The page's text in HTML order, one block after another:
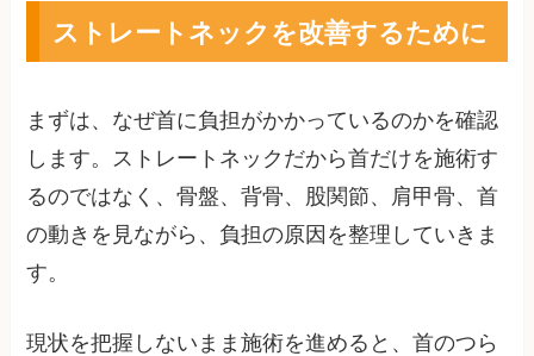
ストレートネックを改善するために
まずは、なぜ首に負担がかかっているのかを確認
します。ストレートネックだから首だけを施術す
るのではなく、骨盤、背骨、股関節、肩甲骨、首
の動きを見ながら、負担の原因を整理していきま
す。
現状を把握しないまま施術を進めると、首のつら